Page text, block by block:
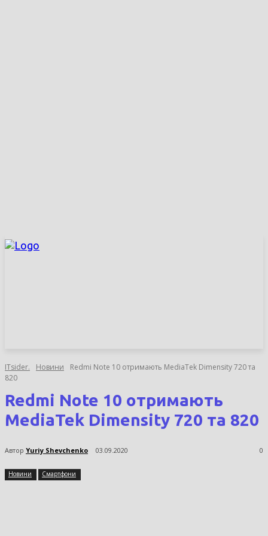
ITsider. Новини
Redmi Note 10 отримають MediaTek Dimensity 720 та
820
Redmi Note 10 отримають
MediaTek Dimensity 720 та 820
Автор Yuriy Shevchenko 03.09.2020 0
Новини Смартфони